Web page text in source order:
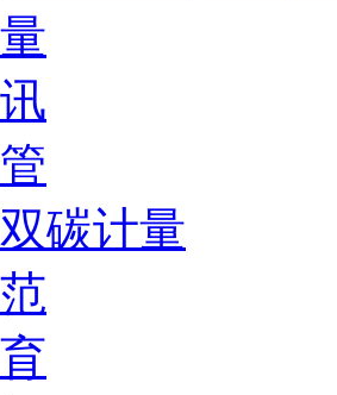
碳计量